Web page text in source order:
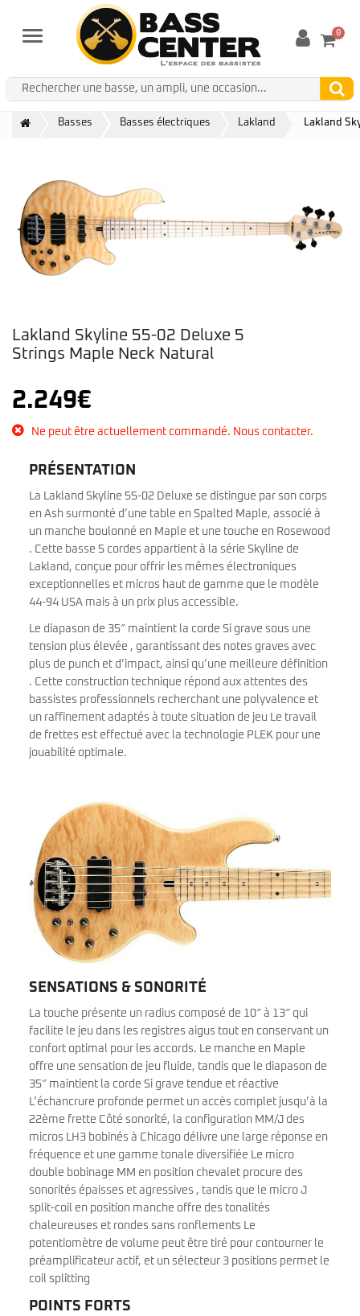
Menu 0
Basses Basses électriques Lakland Lakland
Lakland Skyline 55-02 Deluxe 5
Strings Maple Neck Natural
2.249€
Ne peut être actuellement commandé. Nous contacter.
PRÉSENTATION
La Lakland Skyline 55-02 Deluxe se distingue par son corps
en Ash surmonté d’une table en Spalted Maple, associé à
un manche boulonné en Maple et une touche en Rosewood
. Cette basse 5 cordes appartient à la série Skyline de
Lakland, conçue pour offrir les mêmes électroniques
exceptionnelles et micros haut de gamme que le modèle
44-94 USA mais à un prix plus accessible.
Le diapason de 35″ maintient la corde Si grave sous une
tension plus élevée , garantissant des notes graves avec
plus de punch et d’impact, ainsi qu’une meilleure définition
. Cette construction technique répond aux attentes des
bassistes professionnels recherchant une polyvalence et
un raffinement adaptés à toute situation de jeu Le travail
de frettes est effectué avec la technologie PLEK pour une
jouabilité optimale.
SENSATIONS & SONORITÉ
La touche présente un radius composé de 10″ à 13″ qui
facilite le jeu dans les registres aigus tout en conservant un
confort optimal pour les accords. Le manche en Maple
offre une sensation de jeu fluide, tandis que le diapason de
35″ maintient la corde Si grave tendue et réactive
L’échancrure profonde permet un accès complet jusqu’à la
22ème frette Côté sonorité, la configuration MM/J des
micros LH3 bobinés à Chicago délivre une large réponse en
fréquence et une gamme tonale diversifiée Le micro
double bobinage MM en position chevalet procure des
sonorités épaisses et agressives , tandis que le micro J
split-coil en position manche offre des tonalités
chaleureuses et rondes sans ronflements Le
potentiomètre de volume peut être tiré pour contourner le
préamplificateur actif, et un sélecteur 3 positions permet le
coil splitting
POINTS FORTS